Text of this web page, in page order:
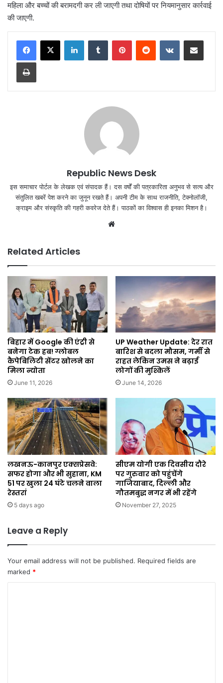
महिला और बच्चों की बरामदगी कर ली जाएगी तथा दोषियों पर नियमानुसार कार्रवाई
की जाएगी.
LinkedInTumblr PinterestReddit VKontakteShare via Email
Print
Republic News Desk
इस समाचार पोर्टल के लेखक एवं संपादक हैं। दस वर्षों की पत्रकारिता अनुभव से सत्य और
संतुलित खबरें पेश करने का जुनून रखते हैं। अपनी टीम के साथ राजनीति, टेक्नोलॉजी,
क्राइम और संस्कृति की गहरी कवरेज देते हैं। पाठकों का विश्वास ही इनका मिशन है।
Related Articles
बिहार में Google की एंट्री से
बनेगा टेक हब! ग्लोबल
कैपेबिलिटी सेंटर खोलने का
मिला न्योता
June 11, 2026
UP Weather Update: देर रात
बारिश से बदला मौसम, गर्मी से
राहत लेकिन उमस ने बढ़ाई
लोगों की मुश्किलें
June 14, 2026
लखनऊ-कानपुर एक्सप्रेसवे:
सफर होगा और भी सुहाना, KM
51 पर खुला 24 घंटे चलने वाला
रेस्तरां
5 days ago
सीएम योगी एक दिवसीय दौरे
पर गुरुवार को पहुंचेंगे
गाजियाबाद, दिल्ली और
गौतमबुद्ध नगर में भी रहेंगे
November 27, 2025
Leave a Reply
Your email address will not be published. Required fields are
marked *